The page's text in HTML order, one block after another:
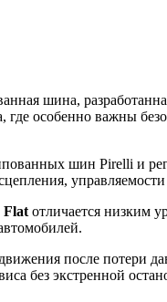
шина,
особенно важны
шин Pirelli и
Flat отличается низким
после потери
без экстренной